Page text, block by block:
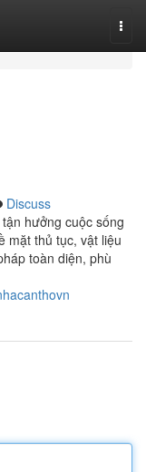
Discuss
hưởng cuộc sống
mặt thủ tục, vật liệu
toàn diện, phù